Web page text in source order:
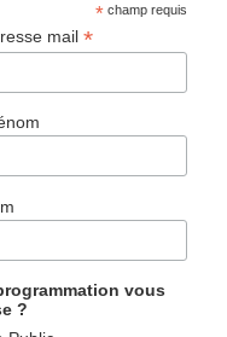
*champ requis
mail*
vous
?